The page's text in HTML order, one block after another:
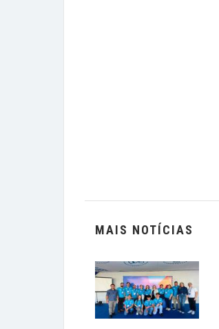
MAIS NOTÍCIAS